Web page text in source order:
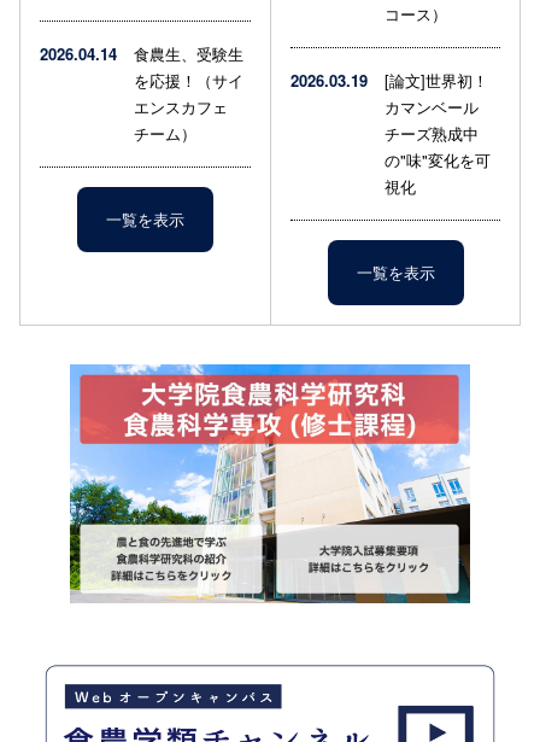
2026.04.14
食農生、受験生
を応援！（サイ
エンスカフェ
チーム）
一覧を表示
コース）
2026.03.19
[論文]世界初！
カマンベール
チーズ熟成中
の"味"変化を可
視化
一覧を表示